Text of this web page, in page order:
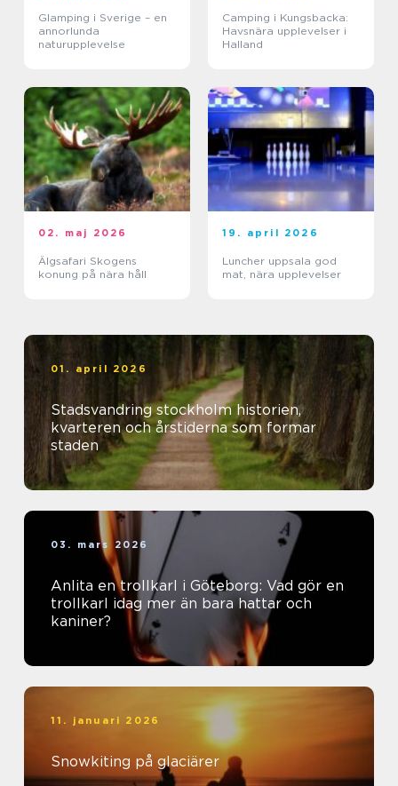
Glamping i Sverige – en
annorlunda
naturupplevelse
Camping i Kungsbacka:
Havsnära upplevelser i
Halland
02. maj 2026
Älgsafari Skogens
konung på nära håll
19. april 2026
Luncher uppsala god
mat, nära upplevelser
01. april 2026
Stadsvandring stockholm historien,
kvarteren och årstiderna som formar
staden
03. mars 2026
Anlita en trollkarl i Göteborg: Vad gör en
trollkarl idag mer än bara hattar och
kaniner?
11. januari 2026
Snowkiting på glaciärer